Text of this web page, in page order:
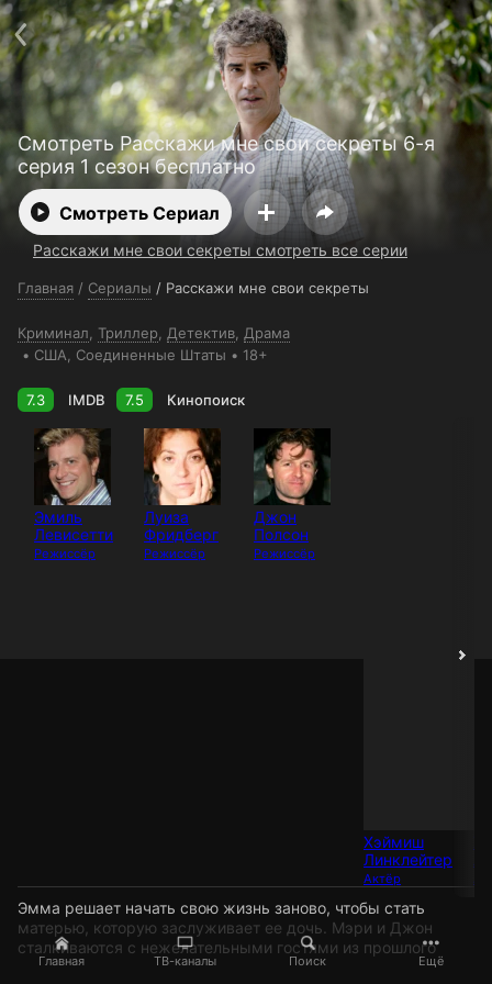
Главная ТВ-каналы Поиск Ещё
Смотреть Расскажи мне свои секреты 6-я
серия 1 сезон бесплатно
Смотреть Сериал
Расскажи мне свои секреты смотреть все серии
Главная / Сериалы / Расскажи мне свои секреты
Криминал Триллер Детектив Драма
США , Соединенные Штаты 18+
7.3 IMDB 7.5 Кинопоиск
Эмиль
Левисетти
Режиссёр
Луиза
Фридберг
Режиссёр
Джон
Полсон
Режиссёр
Хэймиш
Линклейтер
Актёр
Эмма решает начать свою жизнь заново, чтобы стать
матерью, которую заслуживает ее дочь. Мэри и Джон
сталкиваются с нежелательными гостями из прошлого
Поддержка: support@24h.tv
О сервисе
Пользовательское соглашение
Политика конфиденциальности
Для партнёров
Открыть приложение
Ввести промокод
Установить на ТВ
Бесплатные каналы Контакты